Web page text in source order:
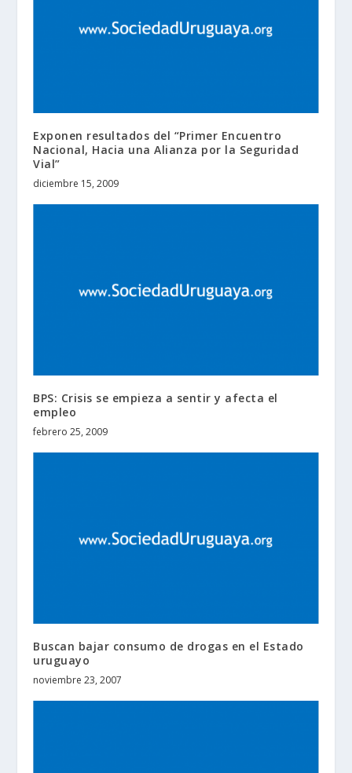
Exponen resultados del “Primer Encuentro
Nacional, Hacia una Alianza por la Seguridad
Vial”
diciembre 15, 2009
BPS: Crisis se empieza a sentir y afecta el
empleo
febrero 25, 2009
Buscan bajar consumo de drogas en el Estado
uruguayo
noviembre 23, 2007